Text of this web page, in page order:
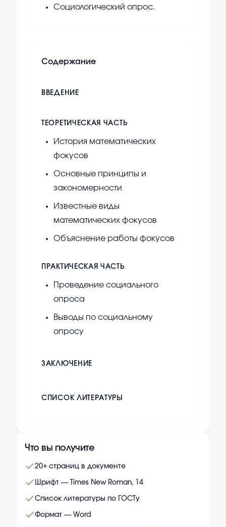
Социологический опрос.
Содержание
ВВЕДЕНИЕ
ТЕОРЕТИЧЕСКАЯ ЧАСТЬ
История математических
фокусов
Основные принципы и
закономерности
Известные виды
математических фокусов
Объяснение работы фокусов
ПРАКТИЧЕСКАЯ ЧАСТЬ
Проведение социального
опроса
Выводы по социальному
опросу
ЗАКЛЮЧЕНИЕ
СПИСОК ЛИТЕРАТУРЫ
Что вы получите
20+ страниц в документе
Шрифт — Times New Roman, 14
Список литературы по ГОСТу
Формат — Word